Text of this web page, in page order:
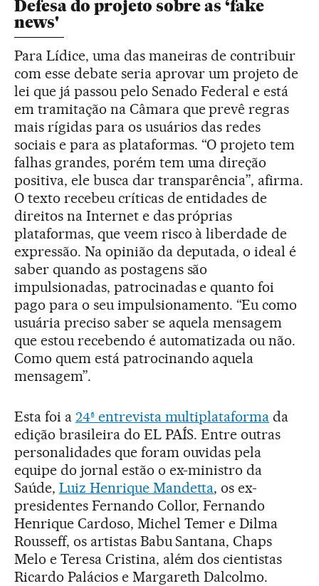
Defesa do projeto sobre as ‘fake
news'
Para Lídice, uma das maneiras de contribuir
com esse debate seria aprovar um projeto de
lei que já passou pelo Senado Federal e está
em tramitação na Câmara que prevê regras
mais rígidas para os usuários das redes
sociais e para as plataformas. “O projeto tem
falhas grandes, porém tem uma direção
positiva, ele busca dar transparência”, afirma.
O texto recebeu críticas de entidades de
direitos na Internet e das próprias
plataformas, que veem risco à liberdade de
expressão. Na opinião da deputada, o ideal é
saber quando as postagens são
impulsionadas, patrocinadas e quanto foi
pago para o seu impulsionamento. “Eu como
usuária preciso saber se aquela mensagem
que estou recebendo é automatizada ou não.
Como quem está patrocinando aquela
mensagem”.
Esta foi a 24ª entrevista multiplataforma da
edição brasileira do EL PAÍS. Entre outras
personalidades que foram ouvidas pela
equipe do jornal estão o ex-ministro da
Saúde, Luiz Henrique Mandetta, os ex-
presidentes Fernando Collor, Fernando
Henrique Cardoso, Michel Temer e Dilma
Rousseff, os artistas Babu Santana, Chaps
Melo e Teresa Cristina, além dos cientistas
Ricardo Palácios e Margareth Dalcolmo.